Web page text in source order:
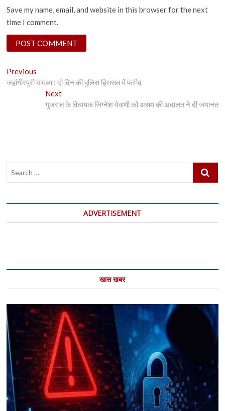
Save my name, email, and website in this browser for the next
time I comment.
Post
navigation
Previous
post:
जहांगीरपुरी मामला : दो दिन की पुलिस हिरासत में फरीद
NextNext
post:
गुजरात के विधायक जिग्नेश मेवाणी को असम की अदालत ने दी जमानत
Search
ADVERTISEMENT
खास खबर